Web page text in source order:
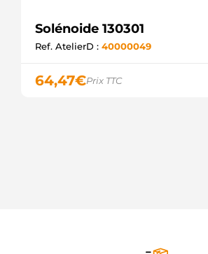
Solénoide 130301
Ref. AtelierD : 40000049
64,47€Prix TTC